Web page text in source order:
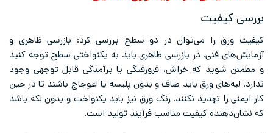
بررسی کیفیت
کیفیت ورق را می‌توان در دو سطح بررسی کرد: بازرسی ظاهری و
آزمایش‌های فنی. در بازرسی ظاهری باید به یکنواختی سطح توجه کنید
و مطمئن شوید که خراش، فرورفتگی یا برآمدگی قابل توجهی وجود
ندارد. لبه‌های ورق باید صاف و بدون پلیسه یا اعوجاج باشند تا در حین
کار ایمنی را تهدید نکنند. رنگ ورق نیز باید یکنواخت و بدون لکه باشد
که نشان‌دهنده کیفیت مناسب فرآیند تولید است.